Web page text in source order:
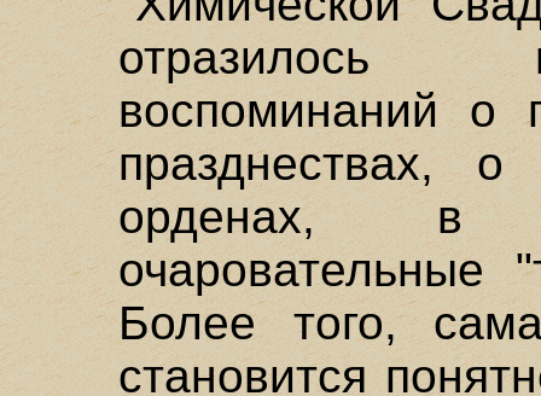
отразилось
воспоминаний о
празднествах,
орденах, в
очаровательные
Более того,
становится